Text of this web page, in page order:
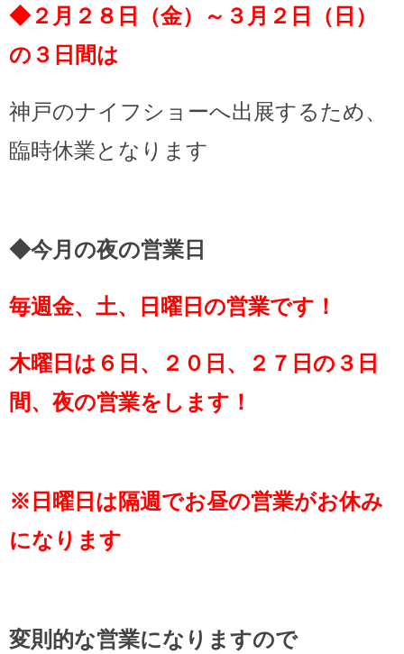
◆２月２８日（金）～３月２日（日）
の３日間は
神戸のナイフショーへ出展するため、
臨時休業となります
◆今月の夜の営業日
毎週金、土、 日曜日の営業です！
木曜日は６日、２０日、２７日の３日
間、夜の営業をします！
※日曜日は隔週でお昼の営業がお休み
になります
変則的な営業になりますので